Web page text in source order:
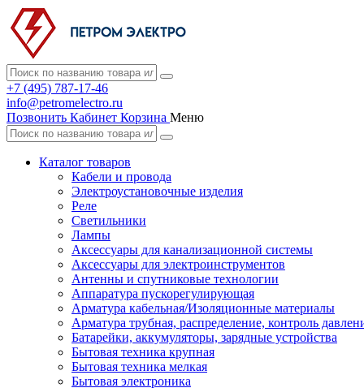
+7 (495) 787-17-46
info@petromelectro.ru
Позвонить Кабинет Корзина Меню
Каталог товаров
Кабели и провода
Электроустановочные изделия
Реле
Светильники
Лампы
Аксессуары для канализационной системы
Аксессуары для электроинструментов
Антенны и спутниковые технологии
Аппаратура пускорегулирующая
Арматура кабельная/Изоляционные материалы
Арматура трубная, распределение, контроль
Батарейки, аккумуляторы, зарядные устройства
Бытовая техника крупная
Бытовая техника мелкая
Бытовая электроника